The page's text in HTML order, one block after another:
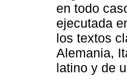
en todo
ejecutada
los textos
Alemania,
latino y de